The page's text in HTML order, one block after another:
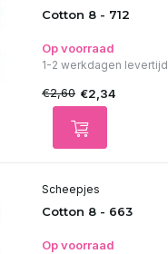
Cotton 8 - 712
Op voorraad
1-2 werkdagen levertijd
€2,60 €2,34
Scheepjes
Cotton 8 - 663
Op voorraad